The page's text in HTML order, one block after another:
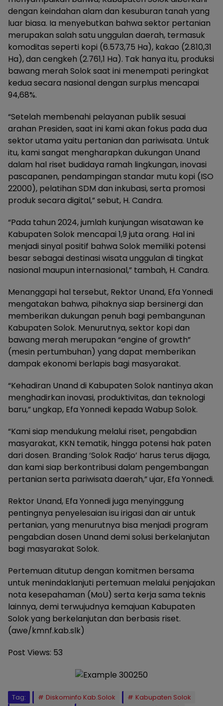
dengan keindahan alam dan kesuburan tanah yang
luar biasa. Ia menyebutkan bahwa sektor pertanian
merupakan salah satu unggulan daerah, termasuk
komoditas seperti kopi (6.573,75 Ha), kakao (2.810,31
Ha), dan cengkeh (2.761,1 Ha). Tak hanya itu, produksi
bawang merah Solok saat ini menempati peringkat
kedua secara nasional dengan surplus mencapai
94,68%.
“Setelah membenahi pelayanan publik sesuai
arahan Presiden, saat ini kami akan fokus pada dua
sektor utama yaitu pertanian dan pariwisata. Untuk
itu, kami sangat mengharapkan dukungan Unand
dalam hal riset budidaya ramah lingkungan, inovasi
pascapanen, pendampingan standar mutu kopi (ISO
22000), pelatihan SDM dan inkubasi, serta promosi
produk secara digital,” sebut, H. Candra.
“Pada tahun 2024, jumlah kunjungan wisatawan ke
Kabupaten Solok mencapai 1,9 juta orang. Hal ini
menjadi sinyal positif bahwa Solok memiliki potensi
besar sebagai destinasi wisata unggulan di tingkat
nasional maupun internasional,” tambah, H. Candra.
Menanggapi hal tersebut, Rektor Unand, Efa Yonnedi
mengatakan bahwa, pihaknya siap bersinergi dan
memberikan dukungan penuh bagi pembangunan
Kabupaten Solok. Menurutnya, sektor kopi dan
bawang merah merupakan “engine of growth”
(mesin pertumbuhan) yang dapat memberikan
dampak ekonomi berlapis bagi masyarakat.
“Kehadiran Unand di Kabupaten Solok nantinya akan
menghadirkan inovasi, produktivitas, dan teknologi
baru,” ungkap, Efa Yonnedi kepada Wabup Solok.
“Kami siap mendukung melalui riset, pengabdian
masyarakat, KKN tematik, hingga potensi hak paten
dari dosen. Branding ‘Solok Radjo’ harus terus dijaga,
dan kami siap berkontribusi dalam pengembangan
pertanian serta pariwisata daerah,” ujar, Efa Yonnedi.
Rektor Unand, Efa Yonnedi juga menyinggung
pentingnya penyelesaian isu irigasi dan air untuk
pertanian, yang menurutnya bisa menjadi program
pengabdian dosen Unand demi solusi berkelanjutan
bagi masyarakat Solok.
Pertemuan ditutup dengan komitmen bersama
untuk menindaklanjuti pertemuan melalui penjajakan
nota kesepahaman (MoU) serta kerja sama teknis
lainnya, demi terwujudnya kemajuan Kabupaten
Solok yang berkelanjutan dan berbasis riset.
(awe/kmnf.kab.slk)
Post Views: 53
Tag: Diskominfo Kab.Solok
Kabupaten Solok